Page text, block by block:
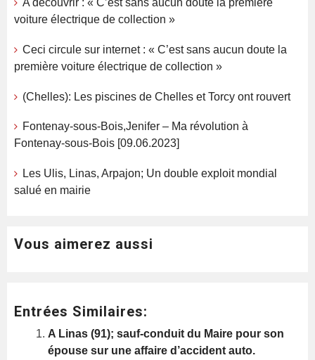
A découvrir : « C’est sans aucun doute la première
voiture électrique de collection »
Ceci circule sur internet : « C’est sans aucun doute la
première voiture électrique de collection »
(Chelles): Les piscines de Chelles et Torcy ont rouvert
Fontenay-sous-Bois,Jenifer – Ma révolution à
Fontenay-sous-Bois [09.06.2023]
Les Ulis, Linas, Arpajon; Un double exploit mondial
salué en mairie
Vous aimerez aussi
Entrées Similaires:
A Linas (91); sauf-conduit du Maire pour son
épouse sur une affaire d’accident auto.